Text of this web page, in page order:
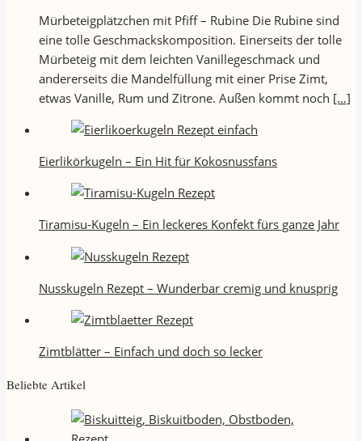
Mürbeteigplätzchen mit Pfiff – Rubine Die Rubine sind
eine tolle Geschmackskomposition. Einerseits der tolle
Mürbeteig mit dem leichten Vanillegeschmack und
andererseits die Mandelfüllung mit einer Prise Zimt,
etwas Vanille, Rum und Zitrone. Außen kommt noch […]
Eierlikörkugeln – Ein Hit für Kokosnussfans
Tiramisu-Kugeln – Ein leckeres Konfekt fürs ganze Jahr
Nusskugeln Rezept – Wunderbar cremig und knusprig
Zimtblätter – Einfach und doch so lecker
Beliebte Artikel